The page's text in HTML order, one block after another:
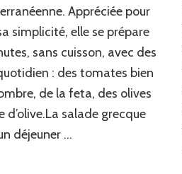
:
recette
simple
l’été
Appréciée pour
simplicité, elle se prépare
sans cuisson, avec des
: des tomates bien
de la feta, des olives
d’olive.La salade grecque
déjeuner …